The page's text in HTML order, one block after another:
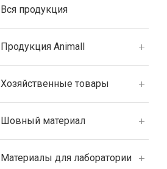
Вся продукция
Продукция Animall
Хозяйственные товары
Шовный материал
Материалы для лаборатории